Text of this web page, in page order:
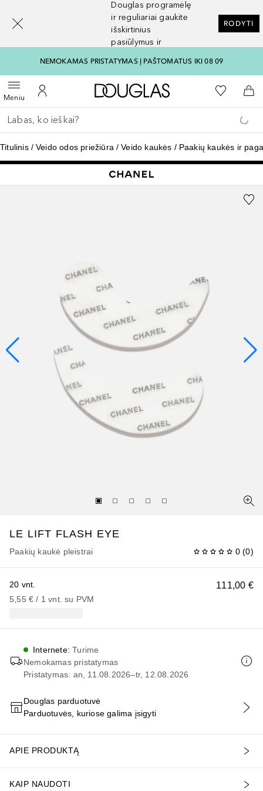
Douglas programėlę
ir reguliariai gaukite
išskirtinius
pasiūlymus ir
RODYTI
NEMOKAMAS PRISTATYMAS Į PAŠTOMATUS IKI 08 09
MeniuAtidaryti meniuĮ mano paskyrą
Į Douglas pagrindinį
Į mano
Į
Grįžk atgal
Vykdykite paiešką
Titulinis Veido odos priežiūra Veido kaukės Paakių kaukės ir
LE LIFT FLASH EYE
Paakių kaukė pleistrai 0 (0)
111,00 €
20 vnt.
5,55 € / 1 vnt. su PVM
Internete:Turime
Nemokamas pristatymas
Pristatymas: an, 11.08.2026–tr, 12.08.2026
PRIDĖTI Į KREPŠELĮ
Douglas parduotuvė
Parduotuvės, kuriose galima įsigyti
APIE PRODUKTĄ
KAIP NAUDOTI
[navigation.slideout.screenreader]